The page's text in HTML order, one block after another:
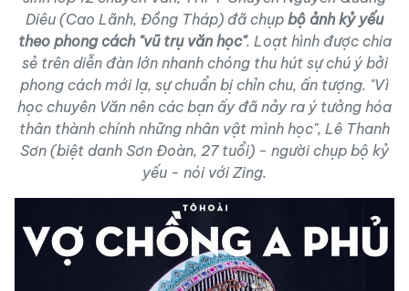
Diêu (Cao Lãnh, Đồng Tháp) đã chụp bộ ảnh kỷ yếu
theo phong cách "vũ trụ văn học". Loạt hình được chia
sẻ trên diễn đàn lớn nhanh chóng thu hút sự chú ý bởi
phong cách mới lạ, sự chuẩn bị chỉn chu, ấn tượng. "Vì
học chuyên Văn nên các bạn ấy đã nảy ra ý tưởng hóa
thân thành chính những nhân vật mình học", Lê Thanh
Sơn (biệt danh Sơn Đoàn, 27 tuổi) - người chụp bộ kỷ
yếu - nói vớiZing.